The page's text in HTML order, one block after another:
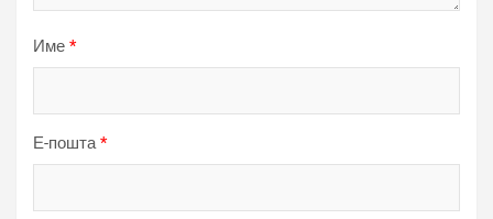
Име *
Е-пошта*